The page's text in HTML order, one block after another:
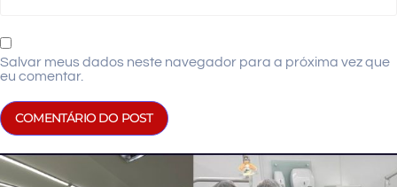
Salvar meus dados neste navegador para a próxima vez que
eu comentar.